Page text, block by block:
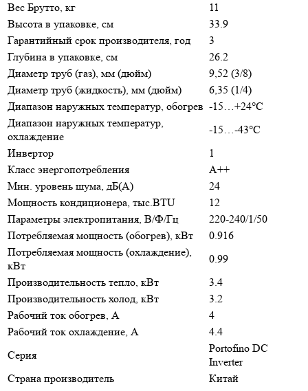
Вес Брутто, кг
11
Высота в упаковке, см
33.9
Гарантийный срок производителя, год
3
Глубина в упаковке, см
26.2
Диаметр труб (газ), мм (дюйм)
9,52 (3/8)
Диаметр труб (жидкость), мм (дюйм)
6,35 (1/4)
Диапазон наружных температур, обогрев -15…+24°С
Диапазон наружных температур,
охлаждение
-15…-43°С
Инвертор
1
Класс энергопотребления
A++
Мин. уровень шума, дБ(А)
24
Мощность кондиционера, тыс.BTU
12
Параметры электропитания, В/Ф/Гц
220-240/1/50
Потребляемая мощность (обогрев), кВт
0.916
Потребляемая мощность (охлаждение),
кВт
0.99
Производительность тепло, кВт
3.4
Производительность холод, кВт
3.2
Рабочий ток обогрев, А
4
Рабочий ток охлаждение, А
4.4
Серия
Portofino DC
Inverter
Страна производитель
Китай